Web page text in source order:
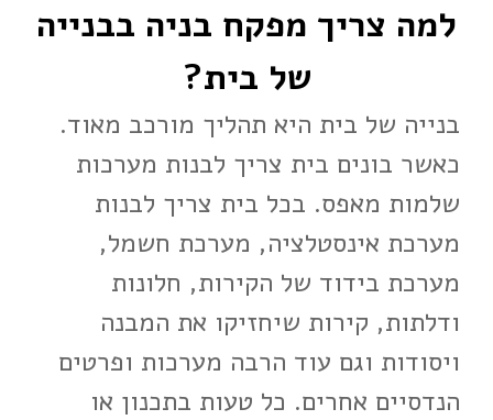
למה צריך מפקח בניה בבנייה
של בית?
בנייה של בית היא תהליך מורכב מאוד.
כאשר בונים בית צריך לבנות מערכות
שלמות מאפס. בכל בית צריך לבנות
מערכת אינסטלציה, מערכת חשמל,
מערכת בידוד של הקירות, חלונות
ודלתות, קירות שיחזיקו את המבנה
ויסודות וגם עוד הרבה מערכות ופרטים
הנדסיים אחרים. כל טעות בתכנון או